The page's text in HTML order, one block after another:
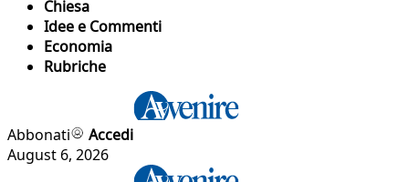
Chiesa
Idee e Commenti
Economia
Rubriche
Abbonati
Accedi
August 6, 2026